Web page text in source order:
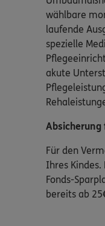
wählbare
laufende
spezielle
akute
Absicherung
Für den
Ihres
Fonds-
bereits ab